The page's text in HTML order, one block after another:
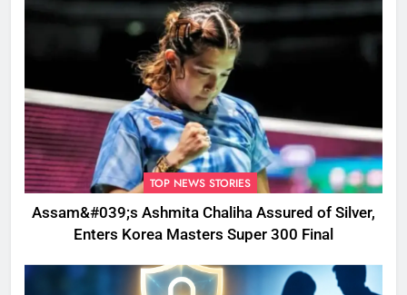
TOP NEWS STORIES
Assam&#039;s Ashmita Chaliha Assured of Silver,
Enters Korea Masters Super 300 Final